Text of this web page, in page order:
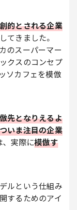
的とされる企業
てきました。
のスーパーマー
クスのコンセプ
ソカフェを模倣
先となりえるよ
いま注目の企業
、実際に模倣す
ルという仕組み
するためのアイ